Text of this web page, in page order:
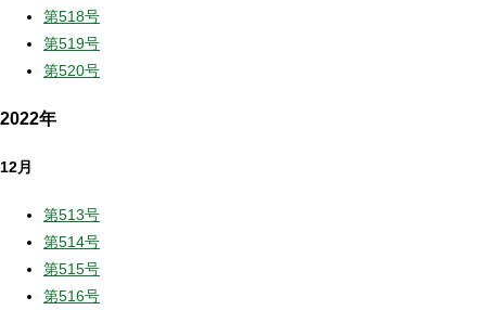
第518号
第519号
第520号
2022年
12月
第513号
第514号
第515号
第516号